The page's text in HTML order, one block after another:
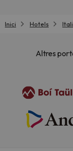
Inici Hotels
Altres